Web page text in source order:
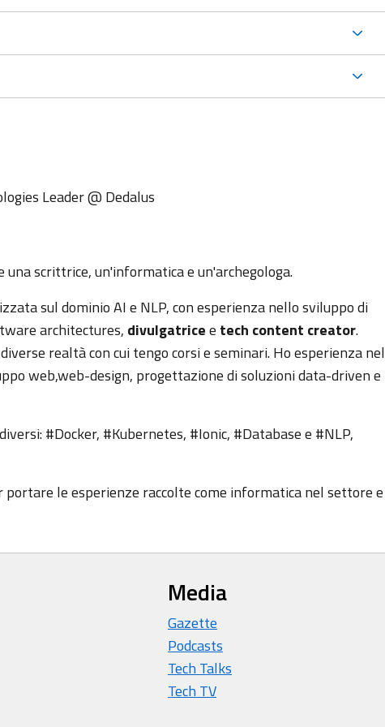
Leader@ Dedalus
una scrittrice, un'informatica e un'archegologa.
sul dominio AI e NLP, con esperienza nello sviluppo di
architectures, divulgatricee tech content creator.
realtà con cui tengo corsi e seminari. Ho esperienza nel
web,web-design, progettazione di soluzioni data-driven e
#Docker, #Kubernetes, #Ionic, #Database e #NLP,
portare le esperienze raccolte come informatica nel settore e
Media
Gazette
Podcasts
Tech Talks
Tech TV